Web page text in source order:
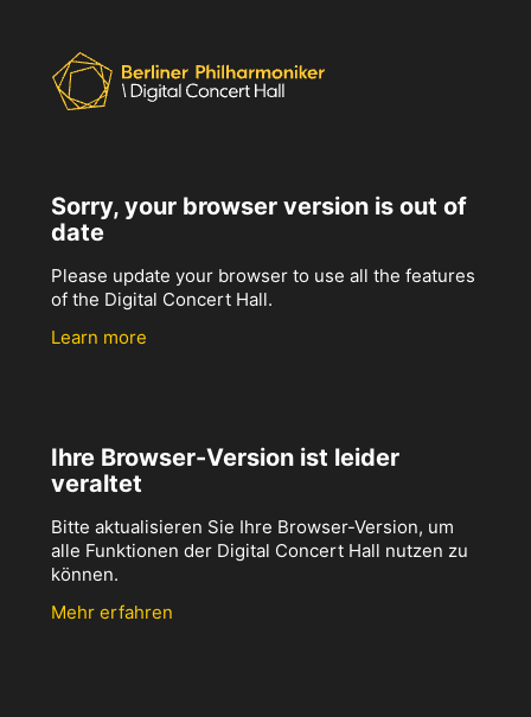
Sorry, your browser version is out of
date
Please update your browser to use all the features
of the Digital Concert Hall.
Learn more
Ihre Browser-Version ist leider
veraltet
Bitte aktualisieren Sie Ihre Browser-Version, um
alle Funktionen der Digital Concert Hall nutzen zu
können.
Mehr erfahren